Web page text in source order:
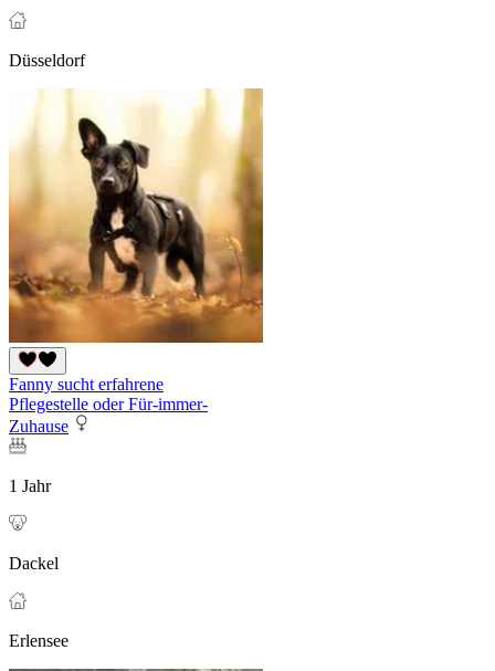
Düsseldorf
Fanny sucht erfahrene
Pflegestelle oder Für-immer-
Zuhause
1 Jahr
Dackel
Erlensee